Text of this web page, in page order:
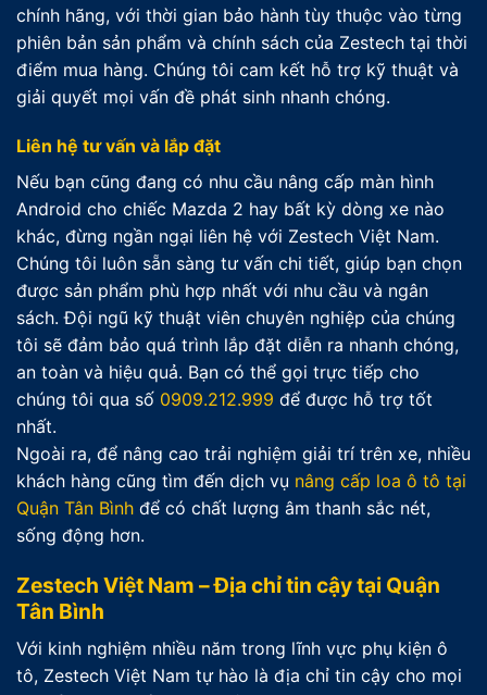
chính hãng, với thời gian bảo hành tùy thuộc vào từng
phiên bản sản phẩm và chính sách của Zestech tại thời
điểm mua hàng. Chúng tôi cam kết hỗ trợ kỹ thuật và
giải quyết mọi vấn đề phát sinh nhanh chóng.
Liên hệ tư vấn và lắp đặt
Nếu bạn cũng đang có nhu cầu nâng cấp màn hình
Android cho chiếc Mazda 2 hay bất kỳ dòng xe nào
khác, đừng ngần ngại liên hệ với Zestech Việt Nam.
Chúng tôi luôn sẵn sàng tư vấn chi tiết, giúp bạn chọn
được sản phẩm phù hợp nhất với nhu cầu và ngân
sách. Đội ngũ kỹ thuật viên chuyên nghiệp của chúng
tôi sẽ đảm bảo quá trình lắp đặt diễn ra nhanh chóng,
an toàn và hiệu quả. Bạn có thể gọi trực tiếp cho
chúng tôi qua số 0909.212.999 để được hỗ trợ tốt
nhất.
Ngoài ra, để nâng cao trải nghiệm giải trí trên xe, nhiều
khách hàng cũng tìm đến dịch vụ nâng cấp loa ô tô tại
Quận Tân Bình để có chất lượng âm thanh sắc nét,
sống động hơn.
Zestech Việt Nam – Địa chỉ tin cậy tại Quận
Tân Bình
Với kinh nghiệm nhiều năm trong lĩnh vực phụ kiện ô
tô, Zestech Việt Nam tự hào là địa chỉ tin cậy cho mọi